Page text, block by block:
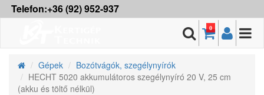
Telefon:+36 (92) 952-937
0
Gépek
Bozótvágók, szegélynyírók
HECHT 5020 akkumulátoros szegélynyíró 20 V, 25 cm
(akku és töltő nélkül)